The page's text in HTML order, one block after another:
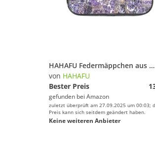
HAHAFU Federmäppchen aus PVC, transparent, für Schule, Büro, Reisen, Fitnessstudio, Zubehör, Organizer (komplett bedruckte Vorderseite)
von HAHAFU
Bester Preis
gefunden bei Amazon
zuletzt überprüft am 27.09.2025 um 00:03;
Preis kann sich seitdem geändert haben.
Keine weiteren Anbieter